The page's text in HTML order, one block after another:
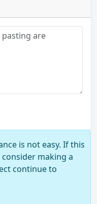
is not easy. If this
making a
continue to